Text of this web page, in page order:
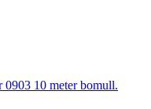
10 meter bomull.